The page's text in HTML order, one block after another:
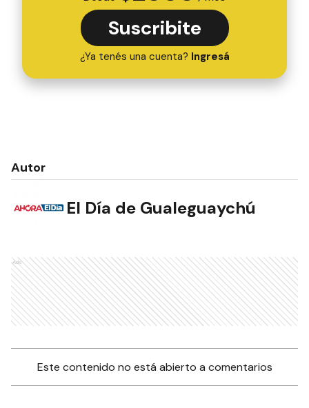
Suscribite
¿Ya tenés una cuenta? Ingresá
Autor
El Día de Gualeguaychú
Ads
Este contenido no está abierto a comentarios